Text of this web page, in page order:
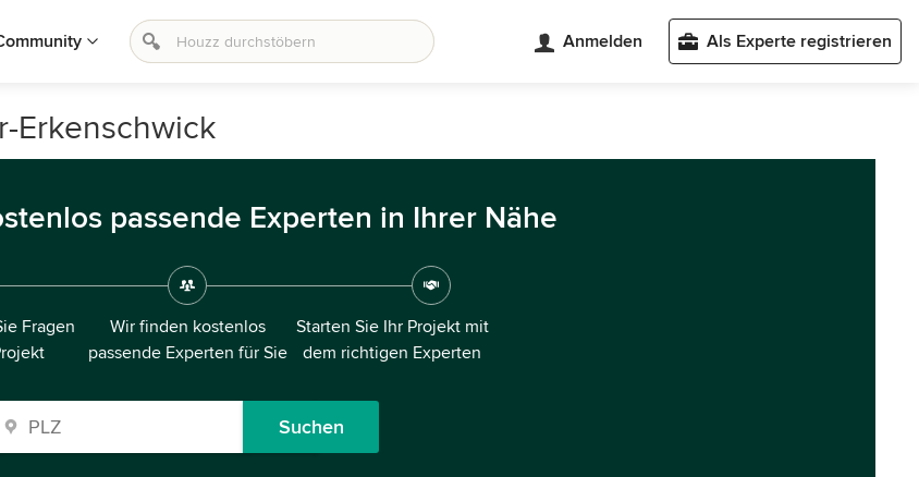
Anmelden Als Experte registrieren
Erkenschwick
passende Experten in Ihrer Nähe
Fragen
Wir finden kostenlos
passende Experten für Sie
Starten Sie Ihr Projekt mit
dem richtigen Experten
Suchen